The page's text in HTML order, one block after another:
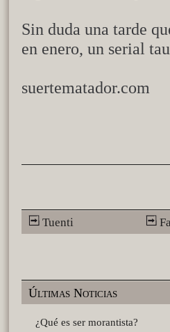
Sin duda una tarde
en enero, un serial
suertematador.com
Tuenti
Últimas Noticias
¿Qué es ser morantista?